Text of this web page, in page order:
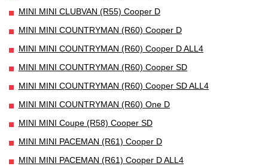
MINI MINI CLUBVAN (R55) Cooper D
MINI MINI COUNTRYMAN (R60) Cooper D
MINI MINI COUNTRYMAN (R60) Cooper D ALL4
MINI MINI COUNTRYMAN (R60) Cooper SD
MINI MINI COUNTRYMAN (R60) Cooper SD ALL4
MINI MINI COUNTRYMAN (R60) One D
MINI MINI Coupe (R58) Cooper SD
MINI MINI PACEMAN (R61) Cooper D
MINI MINI PACEMAN (R61) Cooper D ALL4